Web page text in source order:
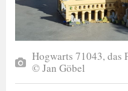
Hogwarts 71043, das
© Jan Göbel